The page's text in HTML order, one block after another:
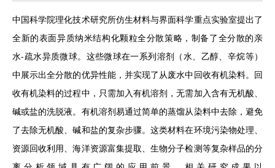
中国科学院理化技术研究所仿生材料与界面科学重点实验室提出了
全新的表面异质纳米结构化颗粒全分散策略，制备了全分散的亲
水-疏水异质微球。这些微球在一系列溶剂（水、乙醇、辛烷等）
中展示出全分散的优异性能，并实现了从废水中回收有机染料。回
收有机染料的过程中，只需加入有机溶剂，无需加入含有无机酸、
碱或盐的洗脱液。有机溶剂易通过简单的蒸馏从染料中去除，避免
了去除无机酸、碱和盐的复杂步骤。这类材料在环境污染物处理、
资源回收利用、海洋资源富集提取、生物分子检测等复杂样品的分